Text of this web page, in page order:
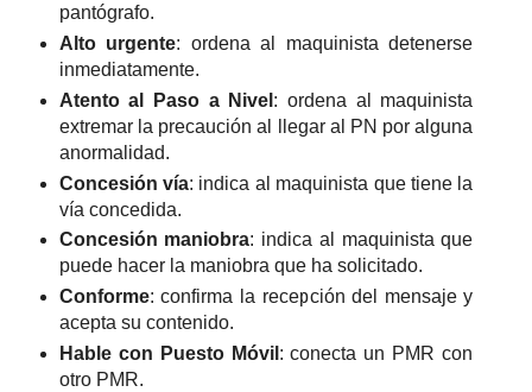
pantógrafo.
Alto urgente: ordena al maquinista detenerse
inmediatamente.
Atento al Paso a Nivel : ordena al maquinista
extremar la precaución al llegar al PN por alguna
anormalidad.
Concesión vía: indica al maquinista que tiene la
vía concedida.
Concesión maniobra: indica al maquinista que
puede hacer la maniobra que ha solicitado.
Conforme: confirma la recepción del mensaje y
acepta su contenido.
Hable con Puesto Móvil : conecta un PMR con
otro PMR.